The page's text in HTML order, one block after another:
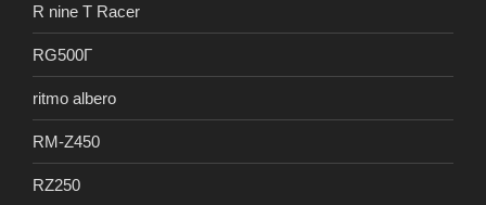
R nine T Racer
RG500Γ
ritmo albero
RM-Z450
RZ250